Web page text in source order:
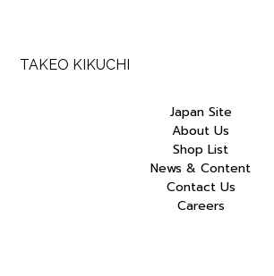
TAKEO KIKUCHI
Japan Site
About Us
Shop List
News & Content
Contact Us
Careers